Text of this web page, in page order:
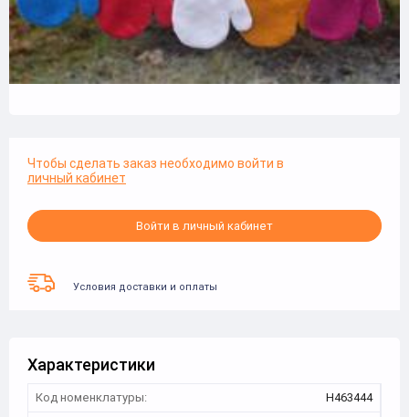
Чтобы сделать заказ необходимо войти в
личный кабинет
Войти в личный кабинет
Условия доставки и оплаты
Характеристики
Код номенклатуры:
Н463444